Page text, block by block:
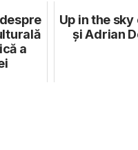
a
Up in the sky
și Adrian